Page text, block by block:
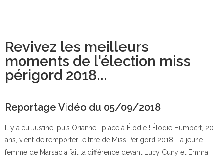
Revivez les meilleurs
moments de l'élection miss
périgord 2018...
Reportage Vidéo du 05/09/2018
Il y a eu Justine, puis Orianne : place à Élodie ! Élodie Humbert, 20
ans, vient de remporter le titre de Miss Périgord 2018. La jeune
femme de Marsac a fait la différence devant Lucy Cuny et Emma